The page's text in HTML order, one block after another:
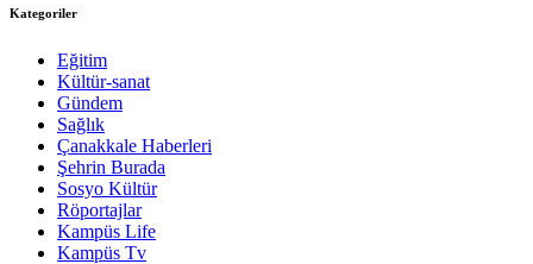
Kategoriler
Eğitim
Kültür-sanat
Gündem
Sağlık
Çanakkale Haberleri
Şehrin Burada
Sosyo Kültür
Röportajlar
Kampüs Life
Kampüs Tv